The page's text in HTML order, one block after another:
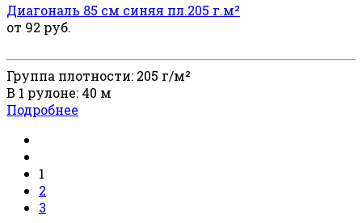
Диагональ 85 см синяя пл.205 г.м²
от 92 руб.
Группа плотности: 205 г/м²
В 1 рулоне: 40 м
Подробнее
1
2
3